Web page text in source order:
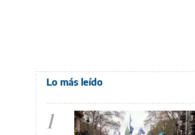
Lo más leído
1